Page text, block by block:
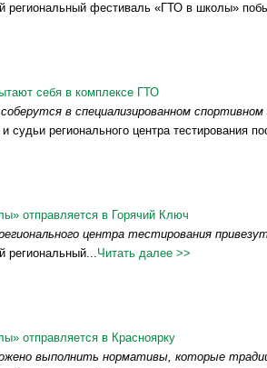
региональный фестиваль «ГТО в школы»
себя в комплексе ГТО
в специализированном спортивном
судьи регионального центра тестирования
отправляется в Горячий Ключ
центра тестирования
региональный...Читать далее >>
отправляется в Красноярку
выполнить нормативы, которые